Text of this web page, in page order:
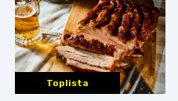
Toplista